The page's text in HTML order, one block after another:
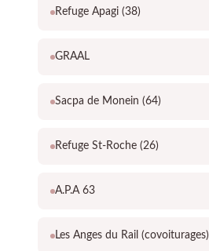
Refuge Apagi (38)
GRAAL
Sacpa de Monein (64)
Refuge St-Roche (26)
A.P.A 63
Les Anges du Rail (covoiturages)